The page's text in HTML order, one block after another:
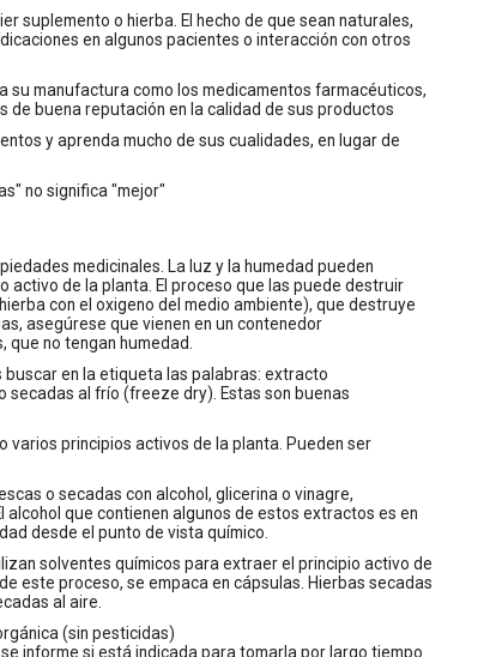
suplemento o hierba. El hecho de que sean naturales,
en algunos pacientes o interacción con otros
su manufactura como los medicamentos farmacéuticos,
buena reputación en la calidad de sus productos
y aprenda mucho de sus cualidades, en lugar de
no significa "mejor"
medicinales. La luz y la humedad pueden
activo de la planta. El proceso que las puede destruir
con el oxigeno del medio ambiente), que destruye
asegúrese que vienen en un contenedor
no tengan humedad.
en la etiqueta las palabras: extracto
al frío (freeze dry). Estas son buenas
principios activos de la planta. Pueden ser
o secadas con alcohol, glicerina o vinagre,
que contienen algunos de estos extractos es en
desde el punto de vista químico.
solventes químicos para extraer el principio activo de
este proceso, se empaca en cápsulas. Hierbas secadas
al aire.
(sin pesticidas)
informe si está indicada para tomarla por largo tiempo